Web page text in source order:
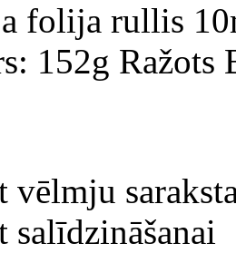
folija rullis
152g Ražots
vēlmju
salīdzināšanai